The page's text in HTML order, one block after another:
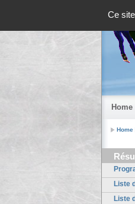
Ce
Home
Home
Liste
Liste